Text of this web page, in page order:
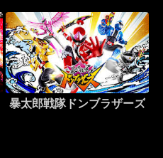
暴太郎戦隊ドンブラザーズ